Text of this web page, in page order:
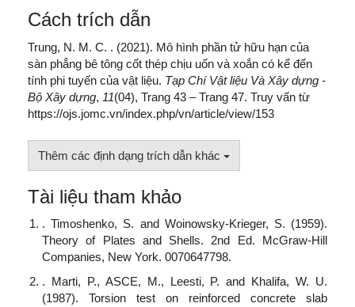
Cách trích dẫn
Trung, N. M. C. . (2021). Mô hình phần tử hữu hạn của
sàn phẳng bê tông cốt thép chịu uốn và xoắn có kể đến
tính phi tuyến của vật liệu. Tạp Chí Vật liệu Và Xây dựng -
Bộ Xây dựng, 11(04), Trang 43 – Trang 47. Truy vấn từ
https://ojs.jomc.vn/index.php/vn/article/view/153
Thêm các định dạng trích dẫn khác
Tài liệu tham khảo
. Timoshenko, S. and Woinowsky-Krieger, S. (1959).
Theory of Plates and Shells. 2nd Ed. McGraw-Hill
Companies, New York. 0070647798.
. Marti, P., ASCE, M., Leesti, P. and Khalifa, W. U.
(1987). Torsion test on reinforced concrete slab